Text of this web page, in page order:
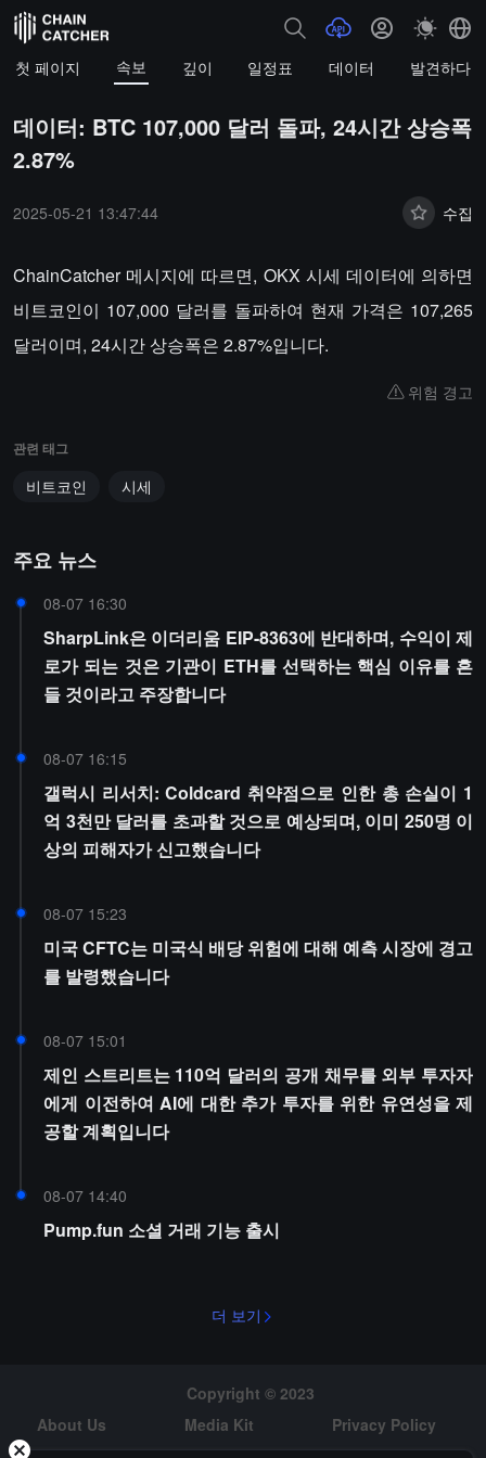
첫 페이지 속보 깊이 일정표 데이터 발견하다
데이터: BTC 107,000 달러 돌파, 24시간 상승폭
2.87%
2025-05-21 13:47:44 수집
ChainCatcher 메시지에 따르면, OKX 시세 데이터에 의하면
비트코인이 107,000 달러를 돌파하여 현재 가격은 107,265
달러이며, 24시간 상승폭은 2.87%입니다.
위험 경고
관련 태그
비트코인 시세
주요 뉴스
08-07 16:30
SharpLink은 이더리움 EIP-8363에 반대하며, 수익이 제
로가 되는 것은 기관이 ETH를 선택하는 핵심 이유를 흔
들 것이라고 주장합니다
08-07 16:15
갤럭시 리서치: Coldcard 취약점으로 인한 총 손실이 1
억 3천만 달러를 초과할 것으로 예상되며, 이미 250명 이
상의 피해자가 신고했습니다
08-07 15:23
미국 CFTC는 미국식 배당 위험에 대해 예측 시장에 경고
를 발령했습니다
08-07 15:01
제인 스트리트는 110억 달러의 공개 채무를 외부 투자자
에게 이전하여 AI에 대한 추가 투자를 위한 유연성을 제
공할 계획입니다
08-07 14:40
Pump.fun 소셜 거래 기능 출시
더 보기
Copyright © 2023
About Us
Media Kit
Privacy Policy